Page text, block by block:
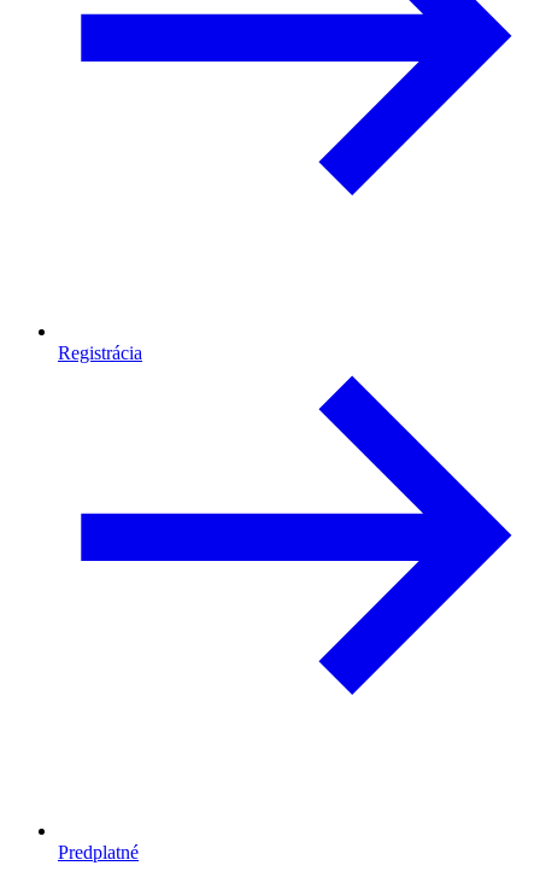
Registrácia
Predplatné